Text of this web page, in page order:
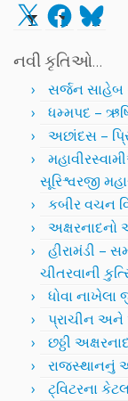
X Facebook
Bluesky
નવી કૃતિઓ…
સર્જન સાહેબ
ધમ્મપદ –
અછાંદસ –
સૂરિશ્વરજી
કબીર વચન
અક્ષરનાદનો
હીરામંડી –
ચીતરવાની
ધોવા નાખેલા
પ્રાચીન અને
છઠ્ઠી
રાજસ્થાનનું
ટ્વિટરના